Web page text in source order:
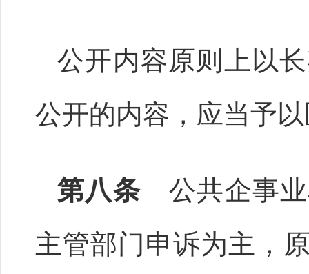
公开内容原则上以
公开的内容，应当予
第八条
公共企事
主管部门申诉为主，